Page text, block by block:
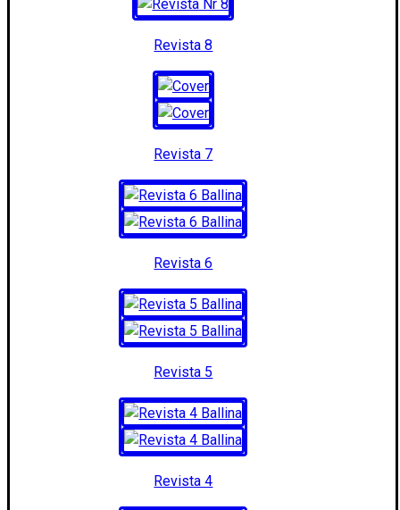
Revista 8
Revista 7
Revista 6
Revista 5
Revista 4